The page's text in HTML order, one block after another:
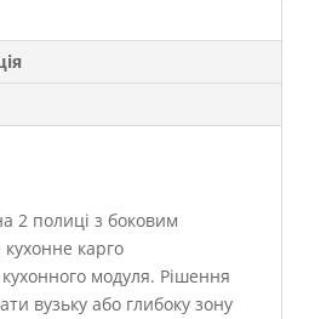
2 полиці з боковим
карго
модуля. Рішення
вузьку або глибоку зону